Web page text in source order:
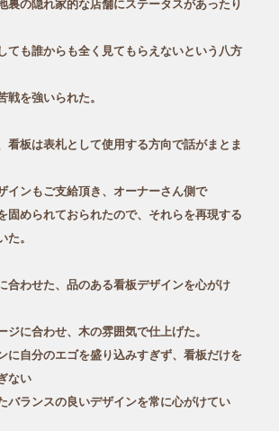
裏の隠れ家的な店舗にステータスがあったり
ても誰からも全く見てもらえないという八方
戦を強いられた。
看板は表札として使用する方向で話がまとま
インもご支給頂き、オーナーさん側で
固められておられたので、それらを再現する
た。
合わせた、品のある看板デザインを心がけ
ジに合わせ、木の雰囲気で仕上げた。
に自分のエゴを盛り込みすぎず、看板だけを
ない
バランスの良いデザインを常に心がけてい